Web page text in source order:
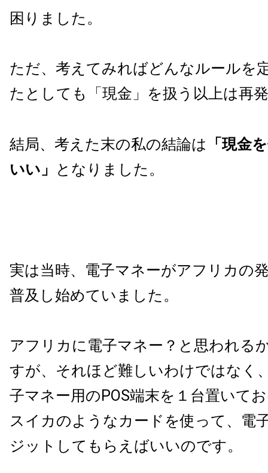
困りました。
ただ、考えてみればどんなルールを
たとしても「現金」を扱う以上は再
結局、考えた末の私の結論は 「現金
いい」 となりました。
実は当時、電子マネーがアフリカの
普及し始めていました。
アフリカに電子マネー？と思われる
すが、それほど難しいわけではなく
子マネー用のPOS端末を１台置いて
スイカのようなカードを使って、電
ジットしてもらえばいいのです。